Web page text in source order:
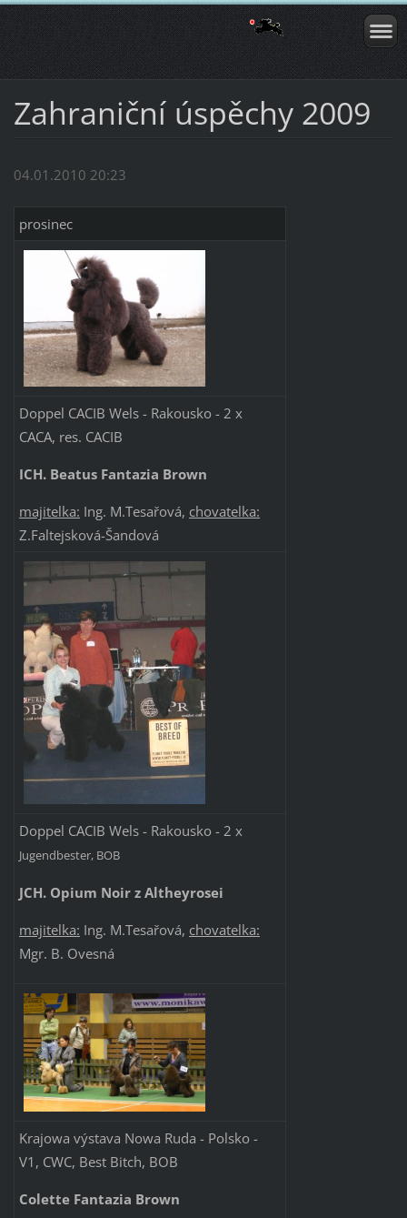
Zahraniční úspěchy 2009
04.01.2010 20:23
prosinec
Doppel CACIB Wels- Rakousko - 2 x
CACA, res. CACIB
ICH. Beatus Fantazia Brown
majitelka: Ing. M.Tesařová, chovatelka:
Z.Faltejsková-Šandová
Doppel CACIB Wels- Rakousko - 2 x
Jugendbester, BOB
JCH. Opium Noir z Altheyrosei
majitelka: Ing. M.Tesařová, chovatelka:
Mgr. B. Ovesná
Krajowa výstava Nowa Ruda - Polsko -
V1, CWC, Best Bitch, BOB
Colette Fantazia Brown